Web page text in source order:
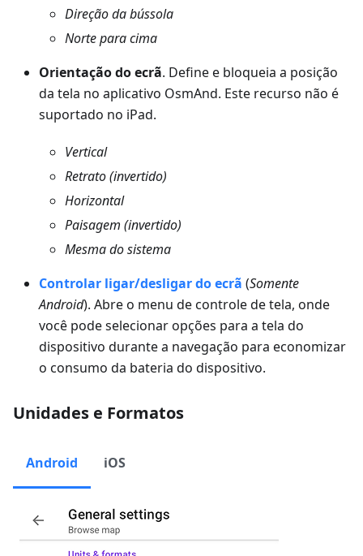
Direção da bússola
Norte para cima
Orientação do ecrã. Define e bloqueia a posição
da tela no aplicativo OsmAnd. Este recurso não é
suportado no iPad.
Vertical
Retrato (invertido)
Horizontal
Paisagem (invertido)
Mesma do sistema
Controlar ligar/desligar do ecrã (Somente
Android). Abre o menu de controle de tela, onde
você pode selecionar opções para a tela do
dispositivo durante a navegação para economizar
o consumo da bateria do dispositivo.
Unidades e Formatos
Android iOS